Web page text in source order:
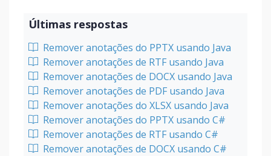
Últimas respostas
Remover anotações do PPTX usando Java
Remover anotações de RTF usando Java
Remover anotações de DOCX usando Java
Remover anotações de PDF usando Java
Remover anotações do XLSX usando Java
Remover anotações do PPTX usando C#
Remover anotações de RTF usando C#
Remover anotações de DOCX usando C#